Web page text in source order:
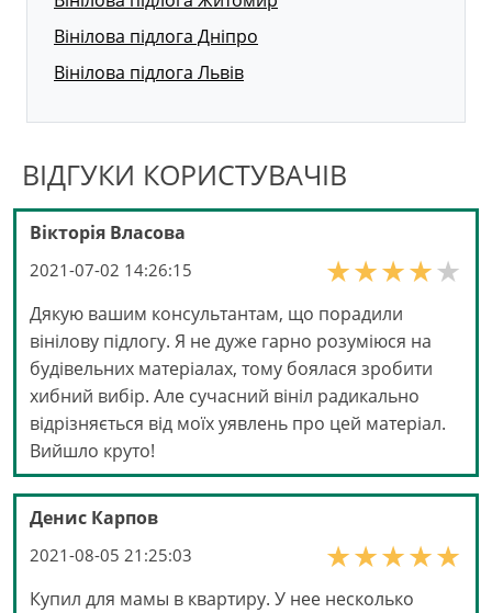
Вінілова підлога Дніпро
Вінілова підлога Львів
ВІДГУКИ КОРИСТУВАЧІВ
Вікторія Власова
2021-07-02 14:26:15
Дякую вашим консультантам, що порадили
вінілову підлогу. Я не дуже гарно розуміюся на
будівельних матеріалах, тому боялася зробити
хибний вибір. Але сучасний вініл радикально
відрізняється від моїх уявлень про цей матеріал.
Вийшло круто!
Денис Карпов
2021-08-05 21:25:03
Купил для мамы в квартиру. У нее несколько